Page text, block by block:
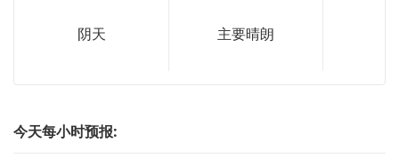
阴天 主要晴朗
今天每小时预报: